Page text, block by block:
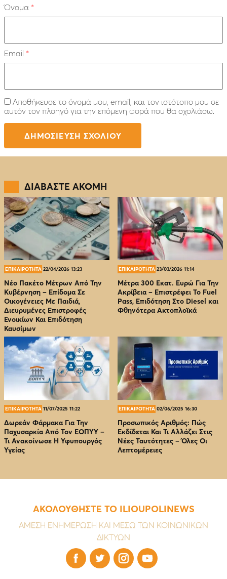
Όνομα *
Email *
Αποθήκευσε το όνομά μου, email, και τον ιστότοπο μου σε
αυτόν τον πλοηγό για την επόμενη φορά που θα σχολιάσω.
ΔΙΑΒΑΣΤΕ ΑΚΟΜΗ
ΕΠΙΚΑΙΡΟΤΗΤΑ 22/04/2026 13:23
Νέο Πακέτο Μέτρων Από Την
Κυβέρνηση – Επίδομα Σε
Οικογένειες Με Παιδιά,
Διευρυμένες Επιστροφές
Ενοικίων Και Επιδότηση
Καυσίμων
ΕΠΙΚΑΙΡΟΤΗΤΑ 23/03/2026 11:14
Μέτρα 300 Εκατ. Ευρώ Για Την
Ακρίβεια – Επιστρέφει Το Fuel
Pass, Επιδότηση Στο Diesel και
Φθηνότερα Ακτοπλοϊκά
ΕΠΙΚΑΙΡΟΤΗΤΑ 11/07/2025 11:22
Δωρεάν Φάρμακα Για Την
Παχυσαρκία Από Τον EOΠΥΥ –
Τι Ανακοίνωσε Η Υφυπουργός
Υγείας
ΕΠΙΚΑΙΡΟΤΗΤΑ 02/06/2025 16:30
Προσωπικός Αριθμός: Πώς
Εκδίδεται Και Τι Αλλάζει Στις
Νέες Ταυτότητες – Όλες Οι
Λεπτομέρειες
ΑΚΟΛΟΥΘΗΣΤΕ ΤΟ ILIOUPOLINEWS
ΑΜΕΣΗ ΕΝΗΜΕΡΩΣΗ ΚΑΙ ΜΕΣΩ ΤΩΝ ΚΟΙΝΩΝΙΚΩΝ
ΔΙΚΤΥΩΝ
   